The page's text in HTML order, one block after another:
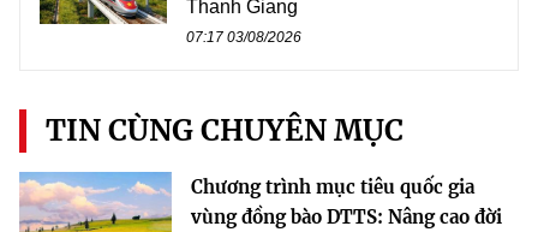
Thanh Giang
07:17 03/08/2026
TIN CÙNG CHUYÊN MỤC
Chương trình mục tiêu quốc gia
vùng đồng bào DTTS: Nâng cao đời